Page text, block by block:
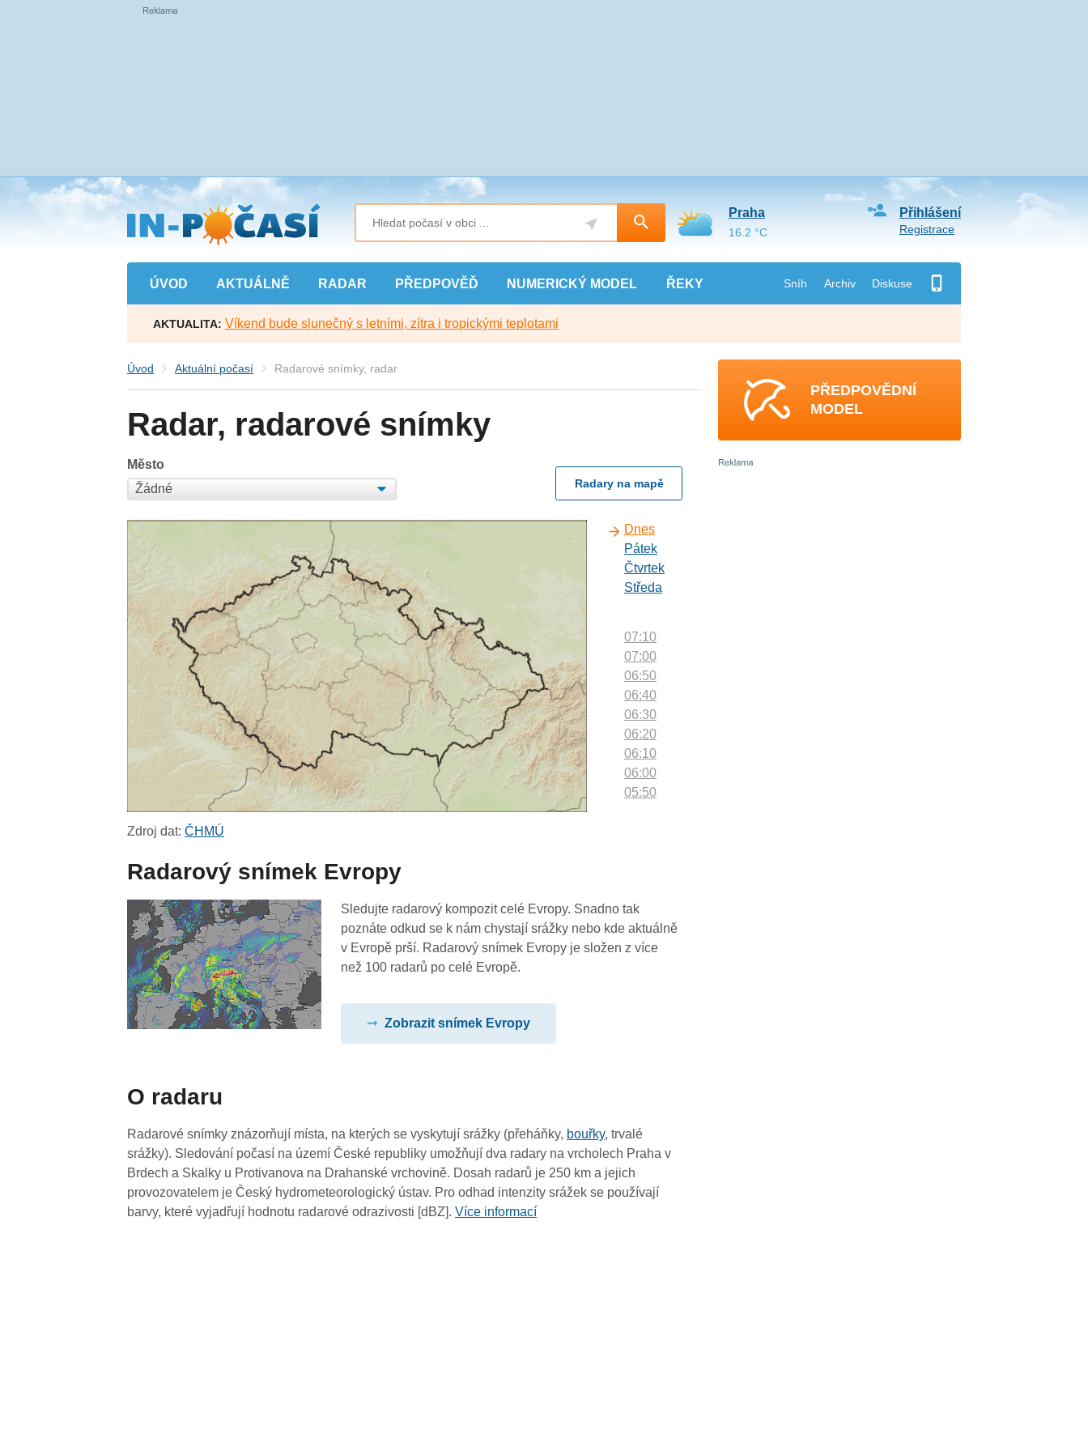
Přejít
na
hlavní
obsah
ÚVOD AKTUÁLNĚ RADAR PŘEDPOVĚĎ NUMERICKÝ MODEL ŘEKY Sníh Archiv Diskuse
Přihlášení
Registrace
Praha
16.2 °C
AKTUALITA: Víkend bude slunečný s letními, zítra i tropickými teplotami
Úvod Aktuální počasí Radarové snímky, radar
Radar, radarové snímky
Město
Radary na mapě
Dnes
Pátek
Čtvrtek
Středa
07:10
07:00
06:50
06:40
06:30
06:20
06:10
06:00
05:50
04:50
04:40
04:30
02:50
02:40
02:30
02:20
Zdroj dat:ČHMÚ
Radarový snímek Evropy
Sledujte radarový kompozit celé Evropy. Snadno tak
poznáte odkud se k nám chystají srážky nebo kde aktuálně
v Evropě prší. Radarový snímek Evropy je složen z více
než 100 radarů po celé Evropě.
Zobrazit snímek Evropy
O radaru
Radarové snímky znázorňují místa, na kterých se vyskytují srážky (přeháňky, bouřky, trvalé
srážky). Sledování počasí na území České republiky umožňují dva radary na vrcholech Praha v
Brdech a Skalky u Protivanova na Drahanské vrchovině. Dosah radarů je 250 km a jejich
provozovatelem je Český hydrometeorologický ústav. Pro odhad intenzity srážek se používají
barvy, které vyjadřují hodnotu radarové odrazivosti [dBZ].Více informací
PŘEDPOVĚDNÍ
MODEL